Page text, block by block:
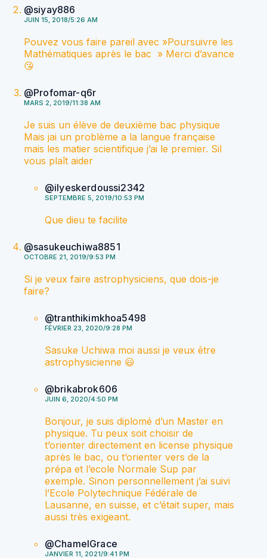
@siyay886
JUIN 15, 2018/5:26 AM
Pouvez vous faire pareil avec »Poursuivre les
Mathématiques après le bac » Merci d’avance
😘
@Profomar-q6r
MARS 2, 2019/11:38 AM
Je suis un élève de deuxième bac physique
Mais jai un problème a la langue française
mais les matier scientifique j’ai le premier. Sil
vous plaît aider
@ilyeskerdoussi2342
SEPTEMBRE 5, 2019/10:53 PM
Que dieu te facilite
@sasukeuchiwa8851
OCTOBRE 21, 2019/9:53 PM
Si je veux faire astrophysiciens, que dois-je
faire?
@tranthikimkhoa5498
FÉVRIER 23, 2020/9:28 PM
Sasuke Uchiwa moi aussi je veux être
astrophysicienne 😃
@brikabrok606
JUIN 6, 2020/4:50 PM
Bonjour, je suis diplomé d’un Master en
physique. Tu peux soit choisir de
t’orienter directement en license physique
après le bac, ou t’orienter vers de la
prépa et l’ecole Normale Sup par
exemple. Sinon personnellement j’ai suivi
l’Ecole Polytechnique Fédérale de
Lausanne, en suisse, et c’était super, mais
aussi très exigeant.
@ChamelGrace
JANVIER 11, 2021/9:41 PM